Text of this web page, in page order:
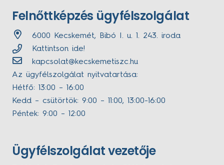
Felnőttképzés ügyfélszolgálat
6000 Kecskemét, Bibó I. u. 1. 243. iroda
Kattintson ide!
kapcsolat@kecskemetiszc.hu
Az ügyfélszolgálat nyitvatartása:
Hétfő: 13:00 – 16:00
Kedd – csütörtök: 9:00 – 11:00, 13:00-16:00
Péntek: 9:00 – 12:00
Ügyfélszolgálat vezetője